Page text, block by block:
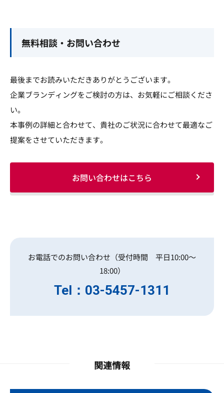
無料相談・お問い合わせ
最後までお読みいただきありがとうございます。
企業ブランディングをご検討の方は、お気軽にご相談くださ
い。
本事例の詳細と合わせて、貴社のご状況に合わせて最適なご
提案をさせていただきます。
お問い合わせはこちら
お電話でのお問い合わせ（受付時間 平日10:00～
18:00）
Tel：03-5457-1311
関連情報